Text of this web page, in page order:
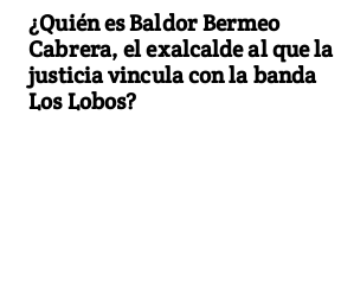
¿Quién es Baldor Bermeo
Cabrera, el exalcalde al que la
justicia vincula con la banda
Los Lobos?